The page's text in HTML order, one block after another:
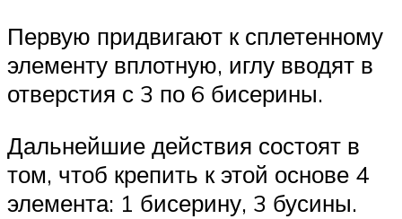
Первую придвигают к сплетенному
элементу вплотную, иглу вводят в
отверстия с 3 по 6 бисерины.
Дальнейшие действия состоят в
том, чтоб крепить к этой основе 4
элемента: 1 бисерину, 3 бусины.